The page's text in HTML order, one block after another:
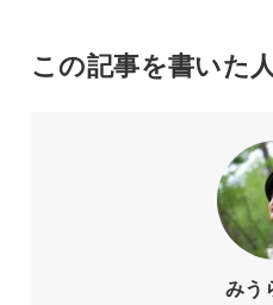
この記事を書いた
みう